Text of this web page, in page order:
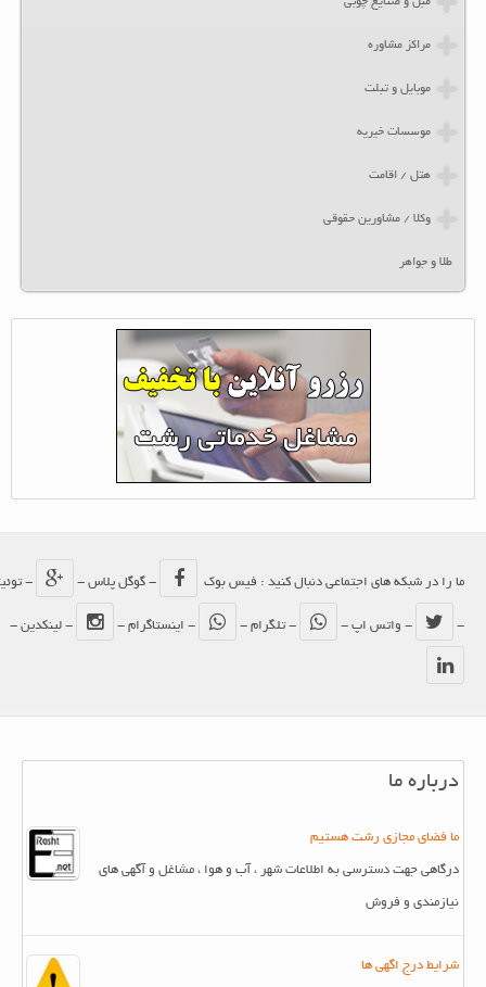
مراکز مشاوره
موبایل و تبلت
موسسات خیریه
هتل / اقامت
وکلا / مشاورین حقوقی
طلا و جواهر
ما را در شبکه های اجتماعی دنبال کنید : فیس بوک - گوگل پلاس - - توئیتر
- واتس اپ - - تلگرام - - اینستاگرام - - لینکدین -
درباره ما
ما فضای مجازی رشت هستیم
درگاهی جهت دسترسی به اطلاعات شهر ، آب و هوا ، مشاغل و آگهی های
نیازمندی و فروش
شرایط درج اگهی ها